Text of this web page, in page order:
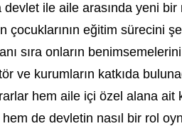
devlet ile aile arasında yeni
çocuklarının eğitim sürecini
sıra onların
ve kurumların katkıda
hem aile içi özel alana ait
de devletin nasıl bir rol